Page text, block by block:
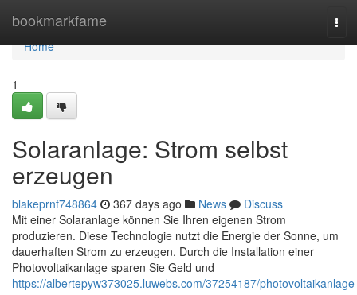
bookmarkfame
Home
Home
1
Solaranlage: Strom selbst
erzeugen
blakeprnf748864 367 days ago News
Discuss
Mit einer Solaranlage können Sie Ihren eigenen Strom
produzieren. Diese Technologie nutzt die Energie der Sonne, um
dauerhaften Strom zu erzeugen. Durch die Installation einer
Photovoltaikanlage sparen Sie Geld und
https://albertepyw373025.luwebs.com/37254187/